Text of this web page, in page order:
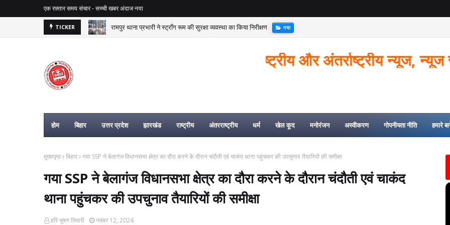
एक रफ़्तार समय संचार - सच्ची खबर अंदाज नया
TICKER रामपुर थाना प्रभारी ने स्ट्रॉंग रूम की सुरक्षा व्यवस्था का किया निरीक्षण गया
न्यूज, यूपी न्यूज, झारखंड न्यूज, राष्ट्रीय और अंतर्राष्ट्रीय न्यूज, न्यूज से
होम बिहार उत्तर प्रदेश झारखंड राष्ट्रीय अंतरराष्ट्रीय धर्म खेल कूद मनोरंजन अस्वीकरण गोपनीयता नीति हमारे
मुख्यपृष्ठ बिहार गया SSP ने बेलागंज विधानसभा क्षेत्र का दौरा करने के दौरान चंदौती एवं चाकंद थाना पहुंचकर की उपचुनाव तैयारियों की समीक्षा
गया SSP ने बेलागंज विधानसभा क्षेत्र का दौरा करने के दौरान चंदौती एवं चाकंद
थाना पहुंचकर की उपचुनाव तैयारियों की समीक्षा
हरि भूषण तिवारी नवंबर 12, 2024